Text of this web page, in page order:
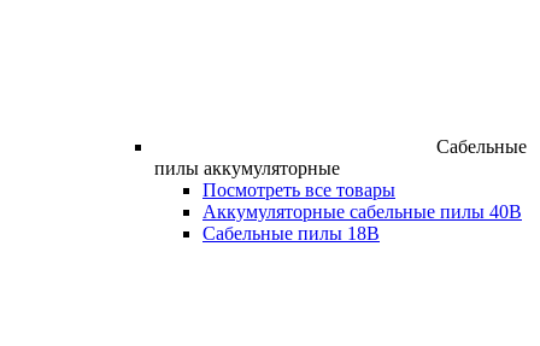
Сабельные
пилы аккумуляторные
Посмотреть все товары
Аккумуляторные сабельные пилы 40В
Сабельные пилы 18В